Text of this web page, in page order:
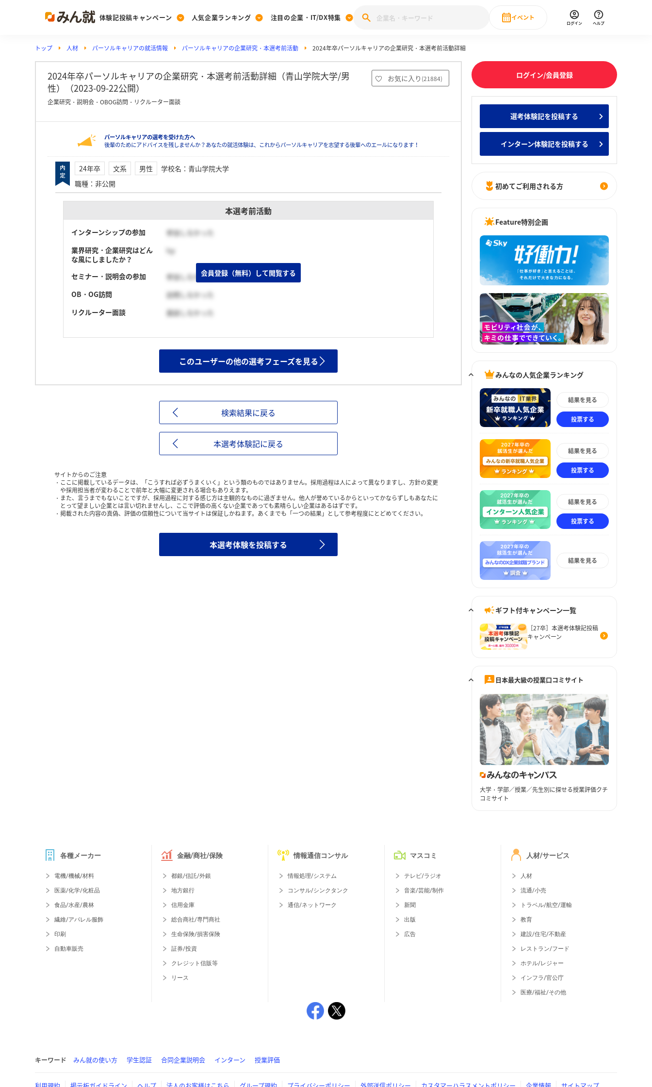
体験記投稿キャンペーン
Post
投稿する
[27卒] 本選考体験記投稿キャンペーン
人気企業ランキング
Ranking
ランキングを見る
みんなのDX企業就職ブランド調査
Vote みんなの新卒就職人気企業ランキング みんなのインターン人気企業ランキ
注目の企業・IT/DX特集
PickUp
注目の企業特集
28卒 IT・DX現場社員インタビュー
動画で知ろう！業界・企業研究
イベント
直近のイベント一覧
ログイン ヘルプ
トップ 人材 パーソルキャリアの就活情報 パーソルキャリアの企業研究・本選考前活動 2024年卒パーソルキャリアの企業研究・本選考前活動詳細
2024年卒パーソルキャリアの企業研究・本選考前活動詳細（青山学院大学/男
性）（2023-09-22公開）
お気に入り (21884)
企業研究・説明会・OBOG訪問・リクルーター面談
パーソルキャリアの選考を受けた方へ
後輩のためにアドバイスを残しませんか？あなたの就活体験は、これからパーソルキャリアを志望する後輩へのエールになります！
24年卒 文系 男性 学校名 ： 青山学院大学
職種 ： 非公開
本選考前活動
インターンシップの参加
参加しなかった
業界研究・企業研究はどん
な風にしましたか？
hp
セミナー・説明会の参加
参加しなかった
OB・OG訪問
訪問しなかった
リクルーター面談
面談しなかった
会員登録（無料）して閲覧する
このユーザーの他の選考フェーズを見る
検索結果に戻る
本選考体験記に戻る
サイトからのご注意
ここに掲載しているデータは、「こうすれば必ずうまくいく」という類のものではありません。採用過程は人によって異なりますし、方針の変更
や採用担当者が変わることで前年と大幅に変更される場合もありえます。
また、言うまでもないことですが、採用過程に対する感じ方は主観的なものに過ぎません。他人が誉めているからといってかならずしもあなたに
とって望ましい企業とは言い切れませんし、ここで評価の高くない企業であっても素晴らしい企業はあるはずです。
掲載された内容の真偽、評価の信頼性について当サイトは保証しかねます。あくまでも「一つの結果」として参考程度にとどめてください。
本選考体験を投稿する
ログイン/会員登録
選考体験記を投稿する
インターン体験記を投稿する
初めてご利用される方
Feature特別企画
みんなの人気企業ランキング
結果を見る
投票する
結果を見る
投票する
結果を見る
投票する
結果を見る
ギフト付キャンペーン一覧
［27卒］本選考体験記投稿
キャンペーン
日本最大級の授業口コミサイト
大学・学部／授業／先生別に探せる授業評価クチ
コミサイト
各種メーカー
電機/機械/材料
医薬/化学/化粧品
食品/水産/農林
繊維/アパレル服飾
印刷
自動車販売
金融/商社/保険
都銀/信託/外銀
地方銀行
信用金庫
総合商社/専門商社
生命保険/損害保険
証券/投資
クレジット信販等
リース
情報通信コンサル
情報処理/システム
コンサル/シンクタンク
通信/ネットワーク
マスコミ
テレビ/ラジオ
音楽/芸能/制作
新聞
出版
広告
人材/サービス
人材
流通/小売
トラベル/航空/運輸
教育
建設/住宅/不動産
レストラン/フード
ホテル/レジャー
インフラ/官公庁
医療/福祉/その他
キーワード みん就の使い方 学生認証 合同企業説明会 インターン 授業評価